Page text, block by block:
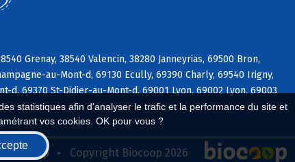
statistiques afin d'analyser le trafic et la performance du site et
vos cookies. OK pour vous ?
Grenay, 38540 Valencin, 38280 Janneyrias, 69500 Bron,
au-Mont-d, 69130 Ecully, 69390 Charly, 69540 Irigny,
69370 St-Didier-au-Mont-d, 69001 Lyon, 69002 Lyon, 69003
Biocoop Copyright Biocoop 2026